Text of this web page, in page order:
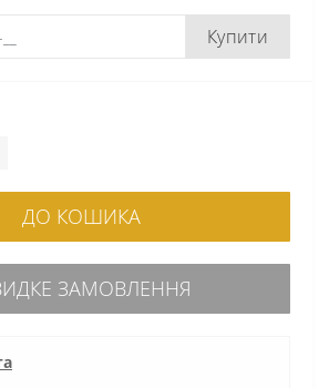
Купити
ДО КОШИКА
ЗАМОВЛЕННЯ